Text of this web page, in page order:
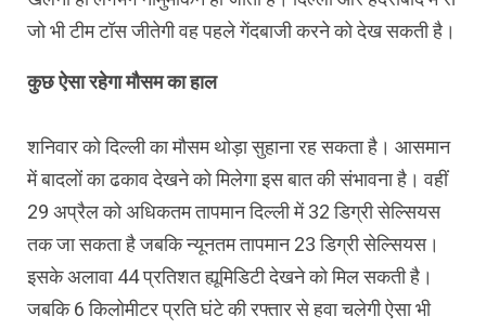
जो भी टीम टॉस जीतेगी वह पहले गेंदबाजी करने को देख सकती है।
कुछ ऐसा रहेगा मौसम का हाल
शनिवार को दिल्ली का मौसम थोड़ा सुहाना रह सकता है। आसमान
में बादलों का ढकाव देखने को मिलेगा इस बात की संभावना है। वहीं
29 अप्रैल को अधिकतम तापमान दिल्ली में 32 डिग्री सेल्सियस
तक जा सकता है जबकि न्यूनतम तापमान 23 डिग्री सेल्सियस।
इसके अलावा 44 प्रतिशत ह्यूमिडिटी देखने को मिल सकती है।
जबकि 6 किलोमीटर प्रति घंटे की रफ्तार से हवा चलेगी ऐसा भी